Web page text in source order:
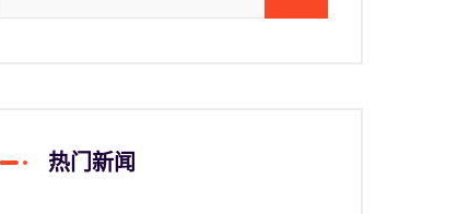
热门新闻